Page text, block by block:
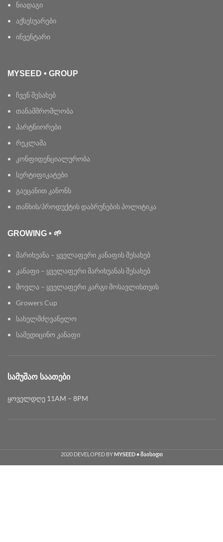
ნიადაგი
აქსესუარები
ინვენტარი
MYSEED • GROUP
ჩვენ შესახებ
თანამშრომლობა
პარტნიორები
რეკლამა
კონფიდენციალურობა
სერტიფიკატები
გაეცანით კანონს
თანხის/პროდუქტის დაბრუნების პოლიტიკა
GROWING • 🌱
მარიხუანა – ყველაფერი კანაფის შესახებ
კანაფი – ყველაფერი მარიხუანას შესახებ
მოვლა – ყველაფერი კარგი მოსავლისთვის
Growers Cup
სახელმძღვანელო
სამედიცინო კანაფი
ᲡᲐᲛᲣᲨᲐᲝ ᲡᲐᲐᲗᲔᲑᲘ
ყოველდღე 11AM – 8PM
2020 DEVELOPED BYMYSEED • მაისიდი